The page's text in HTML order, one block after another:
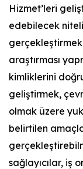
Hizmet’leri
edebilecek
araştırması
kimliklerini
geliştirmek,
olmak üzere
belirtilen
sağlayıcılar, iş